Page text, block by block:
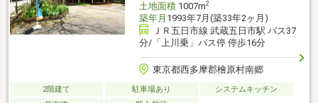
土地面積1007m2
築年月 1993年7月(築33年2ヶ月)
ＪＲ五日市線 武蔵五日市駅 バス37
分/「上川乗」バス停 停歩16分
東京都西多摩郡檜原村南郷
2階建て 駐車場あり
システムキッチン